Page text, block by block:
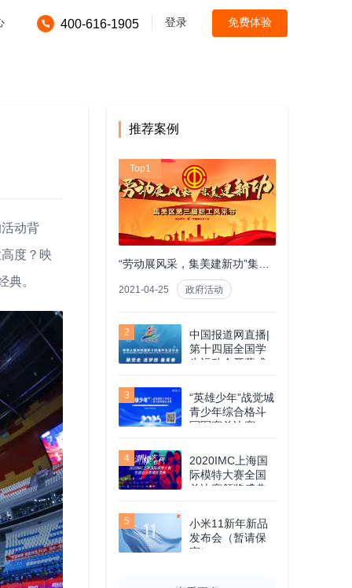
400-616-1905 登录 免费体验
动背
度？映
典。
推荐案例
Top1
2021-04-25 政府活动
2
中国报道网直播|
第十四届全国学
生运动会开幕式
3
“英雄少年”战觉城
青少年综合格斗
冠军赛总决赛
4
2020IMC上海国
际模特大赛全国
总决赛颁奖盛典
5
小米11新年新品
发布会（暂请保
密）